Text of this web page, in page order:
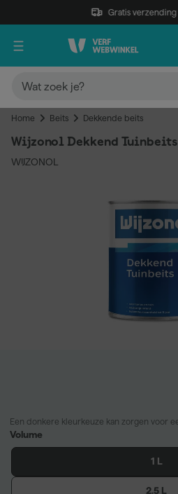
Gratis
Home Beits Dekkende beits
Wijzonol Dekkend Tuinbeits
WIJZONOL
Een donkere kleurkeuze kan zorgen voor
Volume
1 L
2.5 L